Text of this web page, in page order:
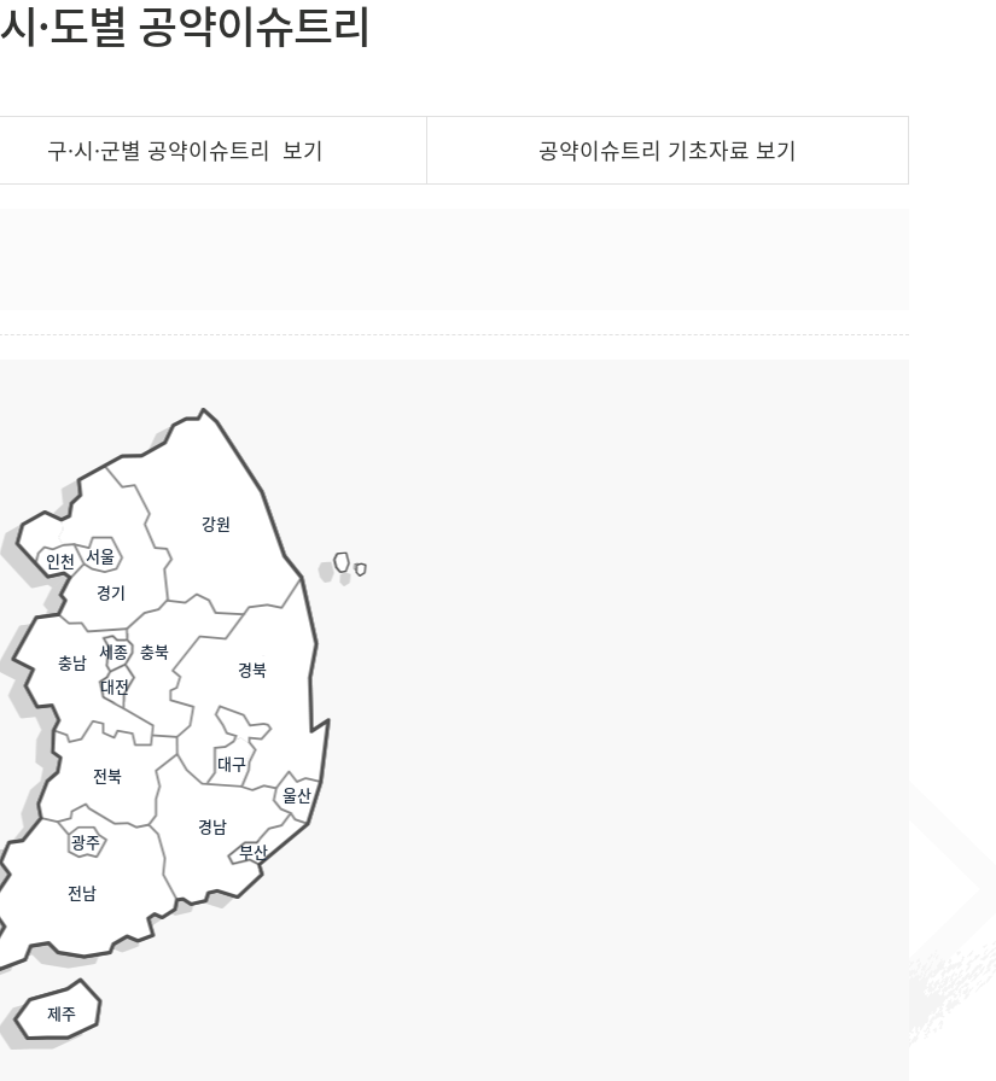
시·도별 공약이슈트리
구·시·군별 공약이슈트리 보기 공약이슈트리 기초자료 보기
서울
부산
대구
인천
광주
대전
울산
세종
경기
강원
충북
충남
전북
전남
경북
경남
제주